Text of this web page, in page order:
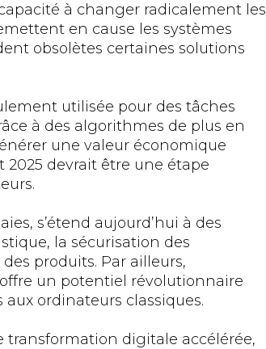
à changer radicalement les
en cause les systèmes
obsolètes certaines solutions
utilisée pour des tâches
à des algorithmes de plus en
une valeur économique
devrait être une étape
s’étend aujourd’hui à des
la sécurisation des
produits. Par ailleurs,
un potentiel révolutionnaire
ordinateurs classiques.
transformation digitale accélérée,